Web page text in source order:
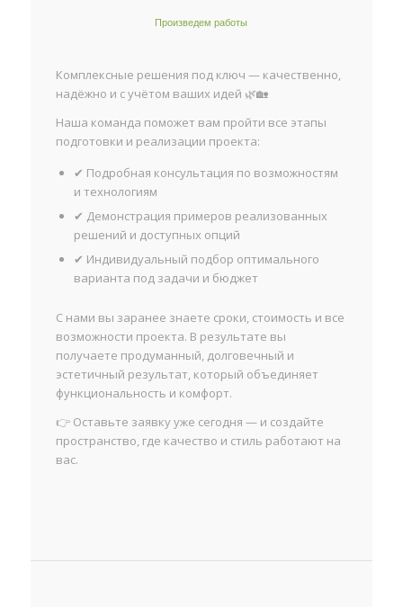
Произведем работы
Комплексные решения под ключ — качественно,
надёжно и с учётом ваших идей 🌿🏡
Наша команда поможет вам пройти все этапы
подготовки и реализации проекта:
✔ Подробная консультация по возможностям
и технологиям
✔ Демонстрация примеров реализованных
решений и доступных опций
✔ Индивидуальный подбор оптимального
варианта под задачи и бюджет
С нами вы заранее знаете сроки, стоимость и все
возможности проекта. В результате вы
получаете продуманный, долговечный и
эстетичный результат, который объединяет
функциональность и комфорт.
👉 Оставьте заявку уже сегодня — и создайте
пространство, где качество и стиль работают на
вас.